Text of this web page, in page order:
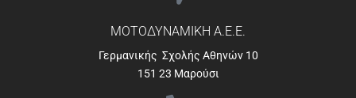
ΜΟΤΟΔΥΝΑΜΙΚΗ Α.Ε.Ε.
Γερμανικής Σχολής Αθηνών 10
151 23 Μαρούσι